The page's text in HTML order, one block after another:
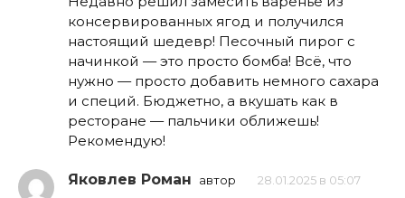
консервированных ягод и получился
настоящий шедевр! Песочный пирог с
начинкой — это просто бомба! Всё, что
нужно — просто добавить немного сахара
и специй. Бюджетно, а вкушать как в
ресторане — пальчики оближешь!
Рекомендую!
Яковлев Роман автор 28.01.2025 в 05:07